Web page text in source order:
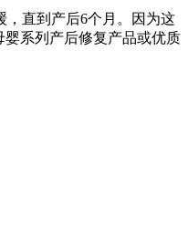
，直到产后6个月。因为这
系列产后修复产品或优质